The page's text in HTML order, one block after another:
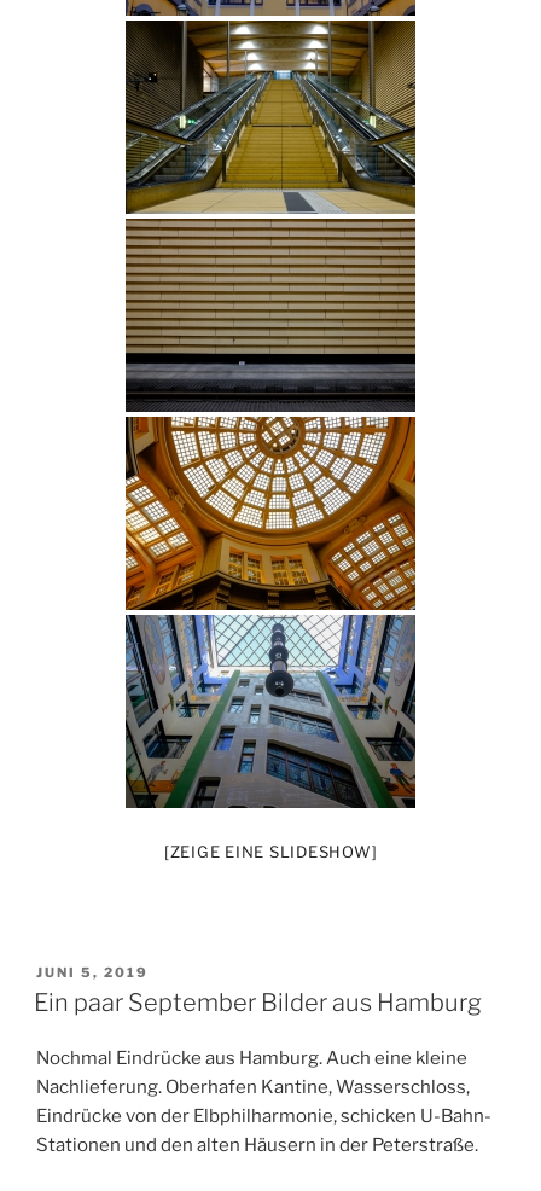
[ZEIGE EINE SLIDESHOW]
VERÖFFENTLICHT
AM
JUNI 5, 2019
Ein paar September Bilder aus Hamburg
Nochmal Eindrücke aus Hamburg. Auch eine kleine
Nachlieferung. Oberhafen Kantine, Wasserschloss,
Eindrücke von der Elbphilharmonie, schicken U-Bahn-
Stationen und den alten Häusern in der Peterstraße.